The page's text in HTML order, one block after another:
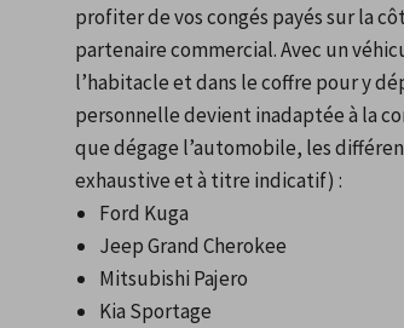
profiter de vos congés payés sur la
partenaire commercial. Avec un
l’habitacle et dans le coffre pour y
personnelle devient inadaptée à la
que dégage l’automobile, les
exhaustive et à titre indicatif) :
Ford Kuga
Jeep Grand Cherokee
Mitsubishi Pajero
Kia Sportage